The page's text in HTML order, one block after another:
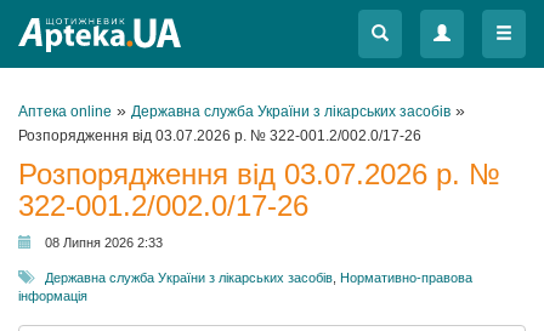
Меню
Меню
Аптека online » Державна служба України з лікарських засобів »
Розпорядження від 03.07.2026 р. № 322-001.2/002.0/17-26
Розпорядження від 03.07.2026 р. №
322-001.2/002.0/17-26
08 Липня 2026 2:33
Державна служба України з лікарських засобів Нормативно-правова
інформація